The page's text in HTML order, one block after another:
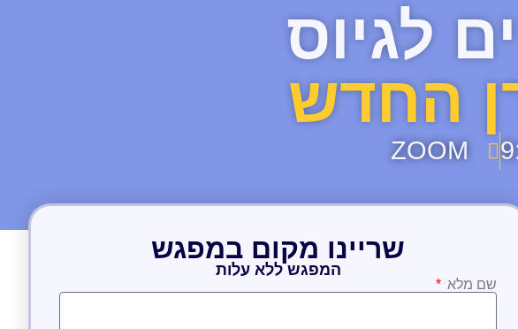
לגיוס
החדש
ZOOM
שריינו מקום במפגש
המפגש ללא עלות
שם מלא